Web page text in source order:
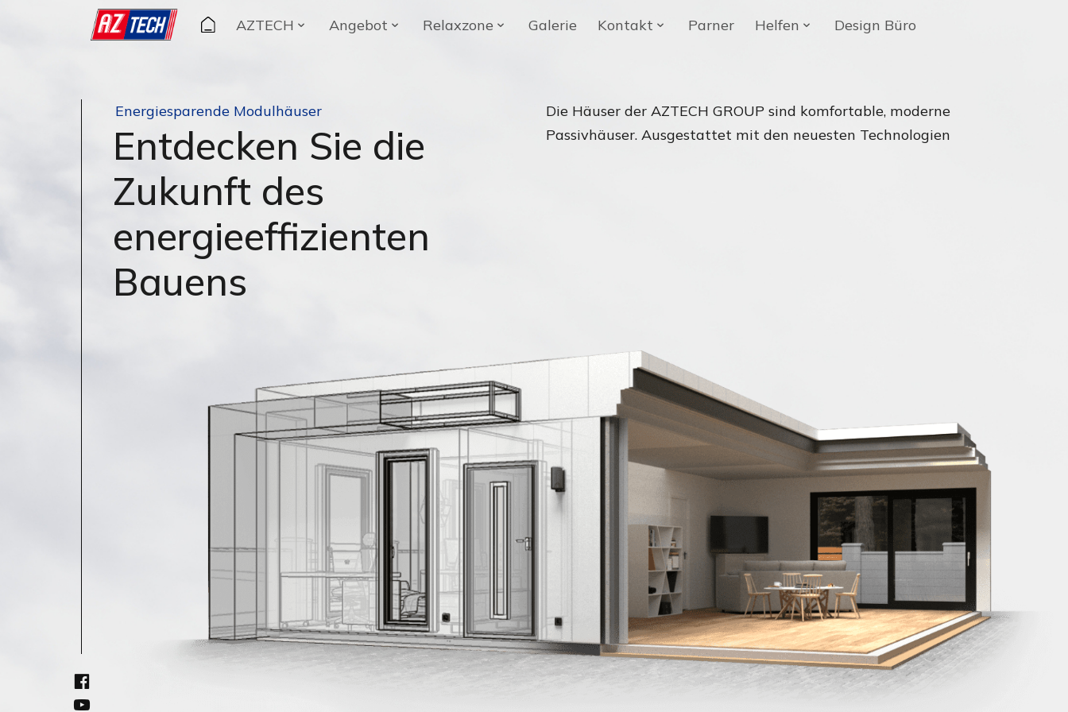
AZTECH Angebot Relaxzone Galerie Kontakt Parner Helfen Design Büro
Energiesparende Modulhäuser
Entdecken Sie die
Zukunft des
energieeffizienten
Bauens
Die Häuser der AZTECH GROUP sind komfortable, moderne
Passivhäuser. Ausgestattet mit den neuesten Technologien